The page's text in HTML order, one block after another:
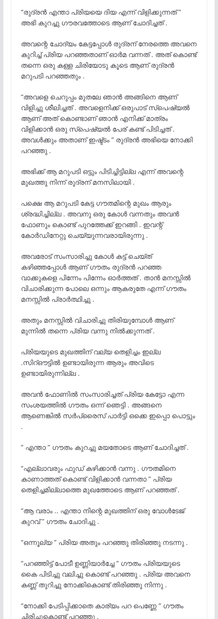
“രുദ്രൻ എന്താ പ്രിയയെ ദിയ എന്ന് വിളിക്കുന്നത് ”
അഭി കുറച്ചു ഗൗരവത്തോടെ ആണ് ചോദിച്ചത് .
അവന്റെ ചോദ്യം കേട്ടപ്പോൾ രുദ്രന് നേരത്തെ അവനെ
കുറിച്ച് പ്രിയ പറഞ്ഞതാണ് ഓർമ വന്നത് . അത് കൊണ്ട്
തന്നെ ഒരു കള്ള ചിരിയോടു കൂടെ ആണ് രുദ്രൻ
മറുപടി പറഞ്ഞതും .
“അവളെ ചെറുപ്പം മുതലേ ഞാൻ അങ്ങിനെ ആണ്
വിളിച്ചു ശീലിച്ചത് . അവളെനിക്ക് ഒരുപാട് സ്പെഷ്യൽ
ആണ് അത് കൊണ്ടാണ് ഞാൻ എനിക്ക് മാത്രം
വിളിക്കാൻ ഒരു സ്പെഷ്യൽ പേര് കണ്ട് പിടിച്ചത് .
അവൾക്കും അതാണ് ഇഷ്ട്ടം ” രുദ്രൻ അഭിയെ നോക്കി
പറഞ്ഞു .
അഭിക്ക് ആ മറുപടി ഒട്ടും പിടിച്ചിട്ടില്ല എന്ന് അവന്റെ
മുഖത്തു നിന്ന് രുദ്രന് മനസിലായി .
പക്ഷെ ആ മറുപടി കേട്ട ഗൗതമിന്റെ മുഖം ആരും
ശ്രദ്ധിച്ചില്ല . അവനു ഒരു കോൾ വന്നതും അവൻ
ഫോണും കൊണ്ട് പുറത്തേക്ക് ഇറങ്ങി . ഇവന്റ്
കോർഡിനേറ്റു ചെയ്യുന്നവരായിരുന്നു .
അവരോട് സംസാരിച്ചു കോൾ കട്ട് ചെയ്ത്
കഴിഞ്ഞപ്പോൾ ആണ് ഗൗതം രുദ്രൻ പറഞ്ഞ
വാക്കുകളെ പിന്നേം പിന്നേം ഓർത്തത് . താൻ മനസ്സിൽ
വിചാരിക്കുന്ന പോലെ ഒന്നും ആകരുതേ എന്ന് ഗൗതം
മനസ്സിൽ പ്രാർത്ഥിച്ചു .
അതും മനസ്സിൽ വിചാരിച്ചു തിരിയുമ്പോൾ ആണ്
മുന്നിൽ തന്നെ പ്രിയ വന്നു നിൽക്കുന്നത് .
പ്രിയയുടെ മുഖത്തിന് വല്യ തെളിച്ചം ഇല്ല
.സിറ്ഔട്ടിൽ ഉണ്ടായിരുന്ന ആരും അവിടെ
ഉണ്ടായിരുന്നില്ല .
അവൻ ഫോണിൽ സംസാരിച്ചത് പ്രിയ കേട്ടോ എന്ന
സംശയത്തിൽ ഗൗതം ഒന്ന് ഞെട്ടി . അങ്ങനെ
ആണെങ്കിൽ സർപ്രൈസ് പാർട്ടി ഒക്കെ ഇപ്പൊ പൊട്ടും
.
” എന്താ ” ഗൗതം കുറച്ചു മയതോടെ ആണ് ചോദിച്ചത് .
“എല്ലാവരും ഫുഡ് കഴിക്കാൻ വന്നു . ഗൗതമിനെ
കാണാത്തത് കൊണ്ട് വിളിക്കാൻ വന്നതാ ” പ്രിയ
തെളിച്ചമില്ലാത്തെ മുഖത്തോടെ ആണ് പറഞ്ഞത് .
“ആ വരാം .. എന്താ നിന്റെ മുഖത്തിന് ഒരു വോൾടേജ്
കുറവ് ” ഗൗതം ചോദിച്ചു .
“ഒന്നൂല്യ ” പ്രിയ അതും പറഞ്ഞു തിരിഞ്ഞു നടന്നു .
“പറഞ്ഞിട്ട് പോടീ ഉണ്ണിയാർച്ചേ ” ഗൗതം പ്രിയയുടെ
കൈ പിടിച്ചു വലിച്ചു കൊണ്ട് പറഞ്ഞു . പ്രിയ അവനെ
കണ്ണ് തുറിച്ചു നോക്കികൊണ്ട് തിരിഞ്ഞു നിന്നു .
“നോക്കി പേടിപ്പിക്കാതെ കാര്യം പറ പെണ്ണേ ” ഗൗതം
ചിരിച്ചുകൊണ്ട് പറഞ്ഞു .